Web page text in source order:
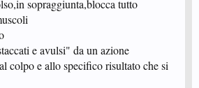
sopraggiunta,blocca tutto
e avulsi" da un azione
colpo e allo specifico risultato che si